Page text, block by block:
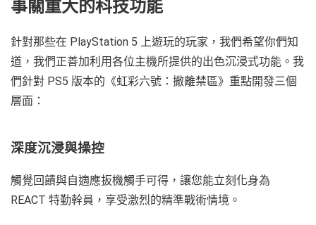
事關重大的科技功能
針對那些在 PlayStation 5 上遊玩的玩家，我們希望你們知
道，我們正善加利用各位主機所提供的出色沉浸式功能。我
們針對 PS5 版本的《虹彩六號：撤離禁區》重點開發三個
層面：
深度沉浸與操控
觸覺回饋與自適應扳機觸手可得，讓您能立刻化身為
REACT 特勤幹員，享受激烈的精準戰術情境。